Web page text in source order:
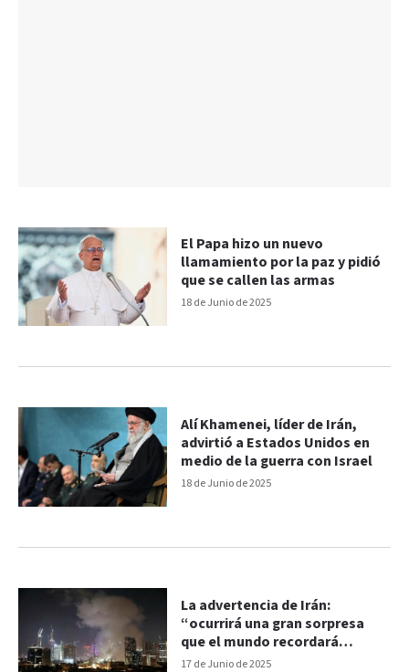
18 de Junio de 2025
El Papa hizo un nuevo
llamamiento por la paz y pidió
que se callen las armas
18 de Junio de 2025
Alí Khamenei, líder de Irán,
advirtió a Estados Unidos en
medio de la guerra con Israel
17 de Junio de 2025
La advertencia de Irán:
“ocurrirá una gran sorpresa
que el mundo recordará
durante siglos"